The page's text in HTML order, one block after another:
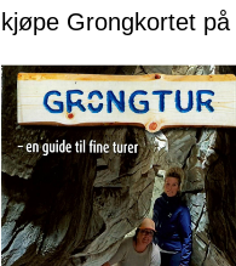
kjøpe Grongkortet på